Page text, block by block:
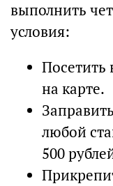
выполнить
условия:
Посетить
на карте.
любой
500